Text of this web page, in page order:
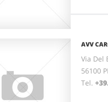
AVV
Via Del
56100
Tel.